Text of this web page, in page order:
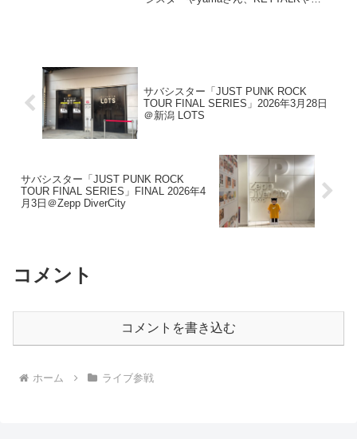
サバシスター「JUST PUNK ROCK
TOUR FINAL SERIES」2026年3月28日
＠新潟 LOTS
サバシスター「JUST PUNK ROCK
TOUR FINAL SERIES」FINAL 2026年4
月3日＠Zepp DiverCity
コメント
コメントを書き込む
ホーム ライブ参戦